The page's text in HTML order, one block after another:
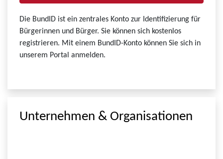
Die BundID ist ein zentrales Konto zur Identifizierung für
Bürgerinnen und Bürger. Sie können sich kostenlos
registrieren. Mit einem BundID-Konto können Sie sich in
unserem Portal anmelden.
Unternehmen & Organisationen